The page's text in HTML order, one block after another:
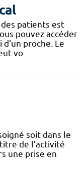
patients est
pouvez accéder
d'un proche. Le
vo
soit dans le
de l’activité
une prise en